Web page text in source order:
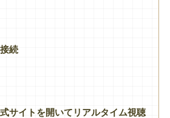
続
サイトを開いてリアルタイム視聴